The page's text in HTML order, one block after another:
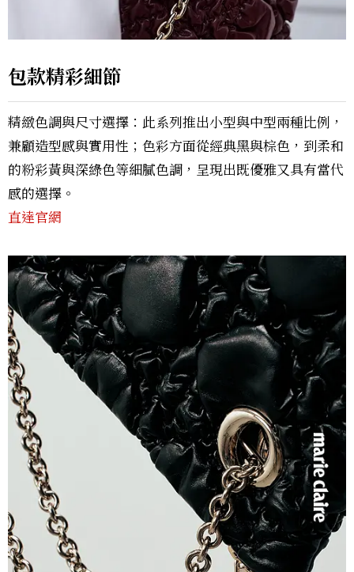
包款精彩細節
精緻色調與尺寸選擇：此系列推出小型與中型兩種比例，
兼顧造型感與實用性；色彩方面從經典黑與棕色，到柔和
的粉彩黃與深綠色等細膩色調，呈現出既優雅又具有當代
感的選擇。
直達官網